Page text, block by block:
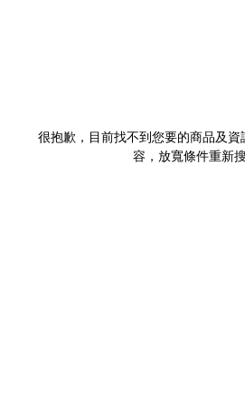
很抱歉，目前找不到您要的商品及
容，放寬條件重新搜